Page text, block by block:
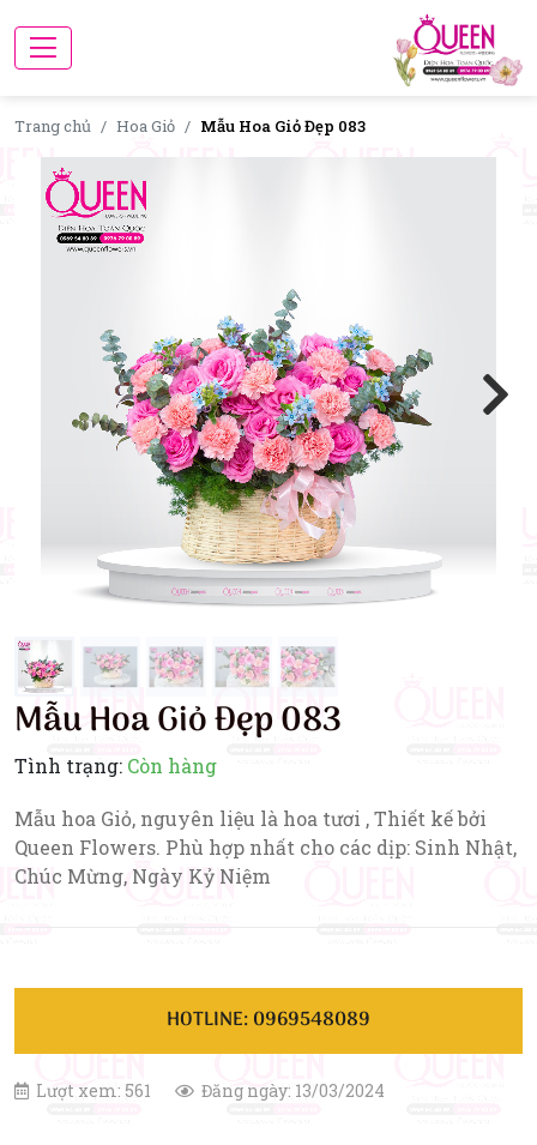
Trang chủ Hoa Giỏ Mẫu Hoa Giỏ Đẹp 083
Mẫu Hoa Giỏ Đẹp 083
Tình trạng: Còn hàng
Mẫu hoa Giỏ, nguyên liệu là hoa tươi , Thiết kế bởi
Queen Flowers. Phù hợp nhất cho các dịp: Sinh Nhật,
Chúc Mừng, Ngày Kỷ Niệm
HOTLINE: 0969548089
Lượt xem: 561 Đăng ngày: 13/03/2024